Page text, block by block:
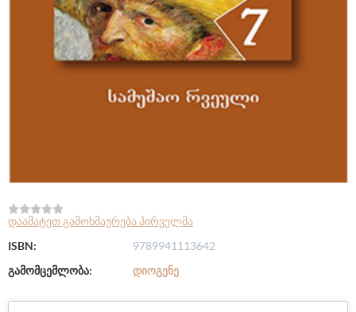
დაამატეთ გამოხმაურება პირველმა
ISBN:
9789941113642
გამომცემლობა:
ᲓᲘᲝᲒᲔᲜᲔ